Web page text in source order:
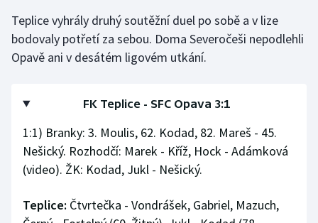
Vodní slalom
Volejbal
Teplice vyhrály druhý soutěžní duel po sobě a v lize
bodovaly potřetí za sebou. Doma Severočeši nepodlehli
Opavě ani v desátém ligovém utkání.
FK Teplice - SFC Opava 3:1
1:1) Branky: 3. Moulis, 62. Kodad, 82. Mareš - 45.
Nešický. Rozhodčí: Marek - Kříž, Hock - Adámková
(video). ŽK: Kodad, Jukl - Nešický.
Teplice: Čtvrtečka - Vondrášek, Gabriel, Mazuch,